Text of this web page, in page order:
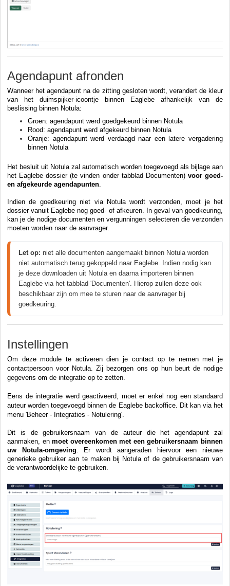
Agendapunt afronden
Wanneer het agendapunt na de zitting gesloten wordt, verandert de kleur
van het duimspijker-icoontje binnen Eaglebe afhankelijk van de
beslissing binnen Notula:
Groen: agendapunt werd goedgekeurd binnen Notula
Rood: agendapunt werd afgekeurd binnen Notula
Oranje: agendapunt werd verdaagd naar een latere vergadering
binnen Notula
Het besluit uit Notula zal automatisch worden toegevoegd als bijlage aan
het Eaglebe dossier (te vinden onder tabblad Documenten) voor goed-
en afgekeurde agendapunten.
Indien de goedkeuring niet via Notula wordt verzonden, moet je het
dossier vanuit Eaglebe nog goed- of afkeuren. In geval van goedkeuring,
kan je de nodige documenten en vergunningen selecteren die verzonden
moeten worden naar de aanvrager.
Let op: niet alle documenten aangemaakt binnen Notula worden
niet automatisch terug gekoppeld naar Eaglebe. Indien nodig kan
je deze downloaden uit Notula en daarna importeren binnen
Eaglebe via het tabblad 'Documenten'. Hierop zullen deze ook
beschikbaar zijn om mee te sturen naar de aanvrager bij
goedkeuring.
Instellingen
Om deze module te activeren dien je contact op te nemen met je
contactpersoon voor Notula. Zij bezorgen ons op hun beurt de nodige
gegevens om de integratie op te zetten.
Eens de integratie werd geactiveerd, moet er enkel nog een standaard
auteur worden toegevoegd binnen de Eaglebe backoffice. Dit kan via het
menu 'Beheer - Integraties - Notulering'.
Dit is de gebruikersnaam van de auteur die het agendapunt zal
aanmaken, enmoet overeenkomen met een gebruikersnaam binnen
uw Notula-omgeving . Er wordt aangeraden hiervoor een nieuwe
generieke gebruiker aan te maken bij Notula of de gebruikersnaam van
de verantwoordelijke te gebruiken.